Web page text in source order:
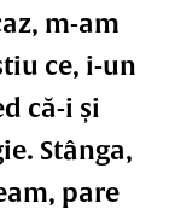
m-am
ce, i-un
că-i și
Stânga,
pare